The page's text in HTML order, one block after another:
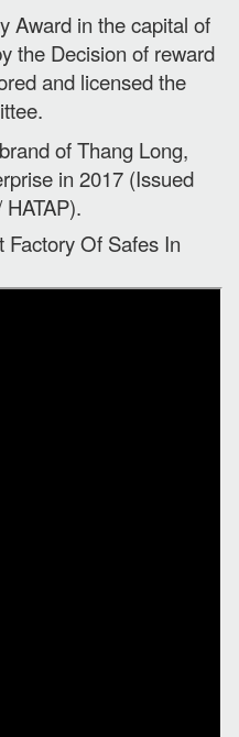
in the capital of
the Decision of reward
and licensed the
of Thang Long,
in 2017 (Issued
Factory Of Safes In